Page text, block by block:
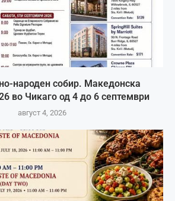
народен собир. Македонска
во Чикаго од 4 до 6 септември
август 4, 2026